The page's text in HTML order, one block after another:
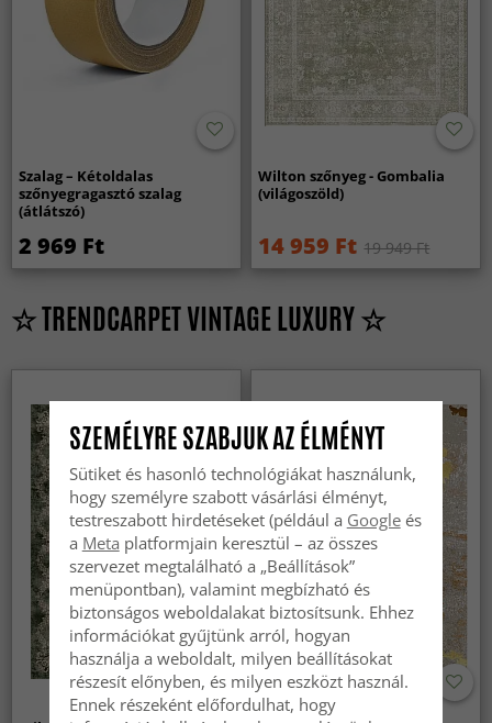
Szalag – Kétoldalas
szőnyegragasztó szalag
(átlátszó)
2 969 Ft
Wilton szőnyeg - Gombalia
(világoszöld)
14 959 Ft 19 949 Ft
☆ TRENDCARPET VINTAGE LUXURY ☆
SZEMÉLYRE SZABJUK AZ ÉLMÉNYT
Sütiket és hasonló technológiákat használunk,
hogy személyre szabott vásárlási élményt,
testreszabott hirdetéseket (például a Googleés
a Meta platformjain keresztül – az összes
szervezet megtalálható a „Beállítások”
menüpontban), valamint megbízható és
biztonságos weboldalakat biztosítsunk. Ehhez
információkat gyűjtünk arról, hogyan
használja a weboldalt, milyen beállításokat
részesít előnyben, és milyen eszközt használ.
Ennek részeként előfordulhat, hogy